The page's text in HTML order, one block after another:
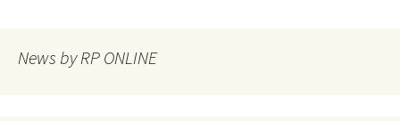
News by RP ONLINE